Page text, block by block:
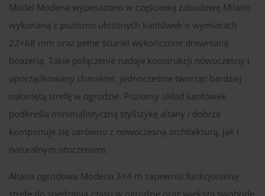
Model Modena wyposażono w częściową zabudowę Milano
wykonaną z poziomo ułożonych kantówek o wymiarach
22×68 mm oraz pełne ścianki wykończone drewnianą
boazerią. Takie połączenie nadaje konstrukcji nowoczesny i
uporządkowany charakter, jednocześnie tworząc bardziej
osłoniętą strefę w ogrodzie. Poziomy układ kantówek
podkreśla minimalistyczną stylistykę altany i dobrze
komponuje się zarówno z nowoczesną architekturą, jak i
naturalnym otoczeniem.
Altana ogrodowa Modena 3×4 m zapewnia funkcjonalną
strefę do spędzania czasu w ogrodzie oraz większą swobodę